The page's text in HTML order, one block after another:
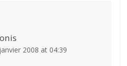
2008 at 04:39